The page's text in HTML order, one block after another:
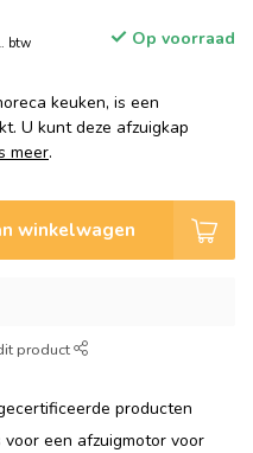
btw Op voorraad
keuken, is een
U kunt deze afzuigkap
meer.
winkelwagen
product
producten
een afzuigmotor voor